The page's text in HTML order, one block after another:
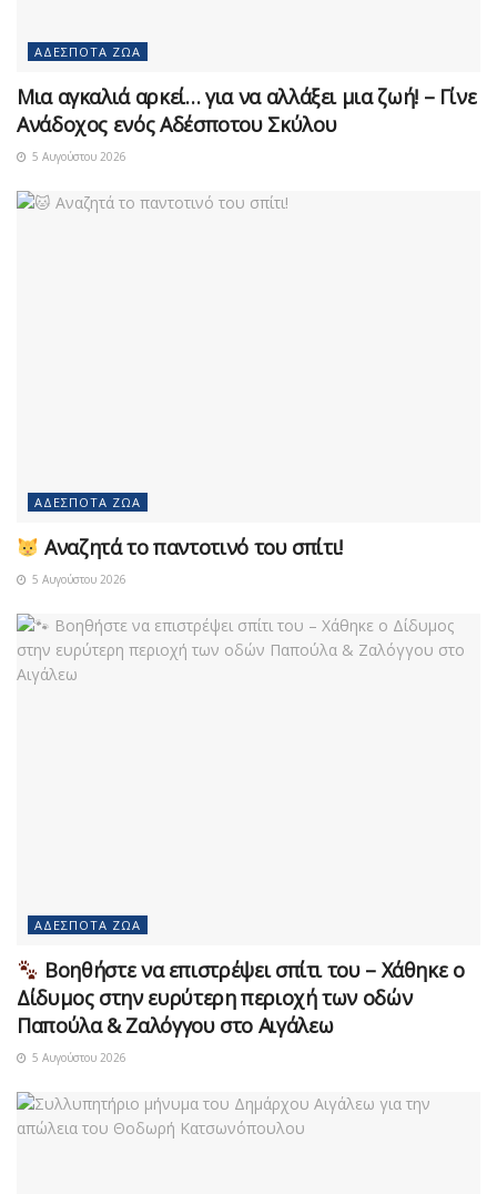
ΑΔΈΣΠΟΤΑ ΖΏΑ
Μια αγκαλιά αρκεί… για να αλλάξει μια ζωή! – Γίνε
Ανάδοχος ενός Αδέσποτου Σκύλου
5 Αυγούστου 2026
ΑΔΈΣΠΟΤΑ ΖΏΑ
Αναζητά το παντοτινό του σπίτι!
5 Αυγούστου 2026
ΑΔΈΣΠΟΤΑ ΖΏΑ
Βοηθήστε να επιστρέψει σπίτι του – Χάθηκε ο
Δίδυμος στην ευρύτερη περιοχή των οδών
Παπούλα & Ζαλόγγου στο Αιγάλεω
5 Αυγούστου 2026